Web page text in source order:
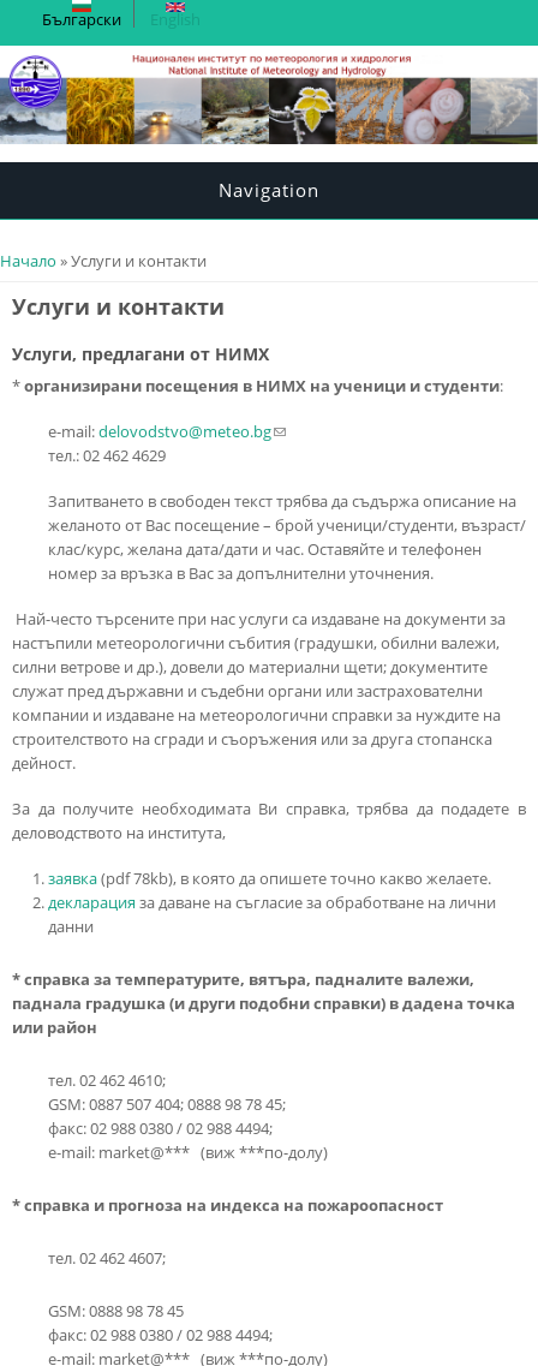
Български English
Navigation
You are here
Начало » Услуги и контакти
Услуги и контакти
Услуги, предлагани от НИМХ
*организирани посещения в НИМХ на ученици и студенти:
e-mail:delovodstvo@meteo.bg(link sends e-mail)
тел.: 02 462 4629
Запитването в свободен текст трябва да съдържа описание на
желаното от Вас посещение – брой ученици/студенти, възраст/
клас/курс, желана дата/дати и час. Оставяйте и телефонен
номер за връзка в Вас за допълнителни уточнения.
Най-често търсените при нас услуги са издаване на документи за
настъпили метеорологични събития (градушки, обилни валежи,
силни ветрове и др.), довели до материални щети; документите
служат пред държавни и съдебни органи или застрахователни
компании и издаване на метеорологични справки за нуждите на
строителството на сгради и съоръжения или за друга стопанска
дейност.
За да получите необходимата Ви справка, трябва да подадете в
деловодството на института,
заявка(pdf 78kb), в която да опишете точно какво желаете.
декларация за даване на съгласие за обработване на лични
данни
* справка за температурите, вятъра, падналите валежи,
паднала градушка (и други подобни справки) в дадена точка
или район
тел. 02 462 4610;
GSM: 0887 507 404; 0888 98 78 45;
факс: 02 988 0380 / 02 988 4494;
e-mail: market@*** (виж ***по-долу)
* справка и прогноза на индекса на пожароопасност
тел. 02 462 4607;
GSM: 0888 98 78 45
факс: 02 988 0380 / 02 988 4494;
e-mail: market@*** (виж ***по-долу)